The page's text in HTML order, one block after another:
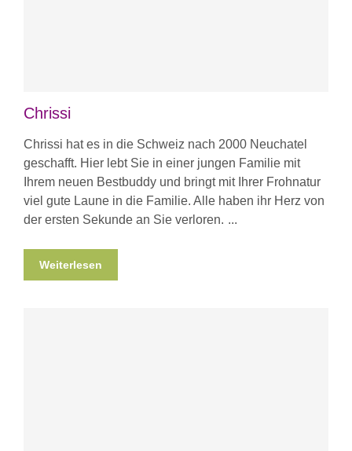
Chrissi
Chrissi hat es in die Schweiz nach 2000 Neuchatel
geschafft. Hier lebt Sie in einer jungen Familie mit
Ihrem neuen Bestbuddy und bringt mit Ihrer Frohnatur
viel gute Laune in die Familie. Alle haben ihr Herz von
der ersten Sekunde an Sie verloren.
Weiterlesen